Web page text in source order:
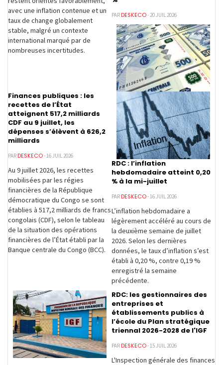
avec une inflation contenue et un
taux de change globalement
stable, malgré un contexte
international marqué par de
nombreuses incertitudes.
PAR DESKECO- 20 JUIL 2026
Finances publiques : les
recettes de l’État
atteignent 517,2 milliards
CDF au 9 juillet, les
dépenses s’élèvent à 626,2
milliards
PAR DESKECO- 16 JUIL 2026
Au 9 juillet 2026, les recettes
mobilisées par les régies
financières de la République
démocratique du Congo se sont
établies à 517,2 milliards de francs
congolais (CDF), selon le tableau
de la situation des opérations
financières de l’État établi par la
Banque centrale du Congo (BCC).
RDC : l’inflation
hebdomadaire atteint 0,20
% à la mi-juillet
PAR DESKECO- 16 JUIL 2026
L’inflation hebdomadaire a
légèrement accéléré au cours de
la deuxième semaine de juillet
2026. Selon les dernières
données, le taux d’inflation s’est
établi à 0,20 %, contre 0,19 %
enregistré la semaine
précédente.
RDC: les gestionnaires des
entreprises et
établissements publics à
l’école du Plan stratégique
triennal 2026-2028 de l'IGF
PAR DESKECO- 15 JUIL 2026
L'Inspection générale des finances